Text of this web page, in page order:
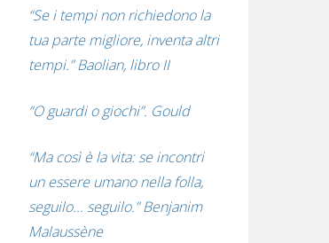
“Se i tempi non richiedono la
tua parte migliore, inventa altri
tempi.” Baolian, libro II
“O guardi o giochi”. Gould
“Ma così è la vita: se incontri
un essere umano nella folla,
seguilo... seguilo.” Benjanim
Malaussène